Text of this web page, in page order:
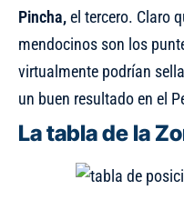
Pincha,el tercero. Claro
mendocinos son los
virtualmente podrían
un buen resultado en el
La tabla de la